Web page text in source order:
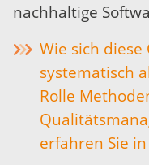
nachhaltige
Wie sich
systematisch
Rolle
erfahren Sie